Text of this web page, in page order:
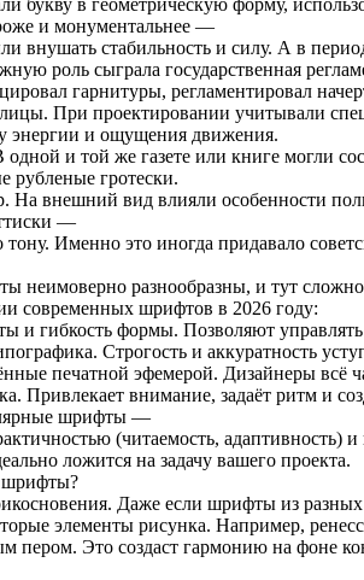
букву в геометрическую форму,
и монументальнее —
стабильность и силу. А в
роль сыграла государственная
гарнитуры, регламентировал
При проектировании учитывали
энергии и ощущения движения.
и той же газете или книге могли
рубленые гротески.
На внешний вид влияли особенности
—
Именно это иногда придавало
неимоверно разнообразны, и тут
современных шрифтов в 2026 году:
и гибкость формы. Позволяют
Строгость и аккуратность
печатной эфемерой. Дизайнеры всё
Привлекает внимание, задаёт ритм и
шрифты —
(читаемость,
ложится на задачу вашего проекта.
шрифты?
Даже если шрифты из
элементы рисунка. Например,
пером. Это создаст гармонию на фоне